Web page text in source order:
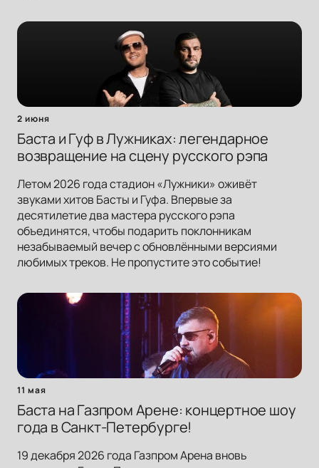
2 июня
Баста и Гуф в Лужниках: легендарное
возвращение на сцену русского рэпа
Летом 2026 года стадион «Лужники» оживёт
звуками хитов Басты и Гуфа. Впервые за
десятилетие два мастера русского рэпа
объединятся, чтобы подарить поклонникам
незабываемый вечер с обновлёнными версиями
любимых треков. Не пропустите это событие!
11 мая
Баста на Газпром Арене: концертное шоу
года в Санкт-Петербурге!
19 декабря 2026 года Газпром Арена вновь